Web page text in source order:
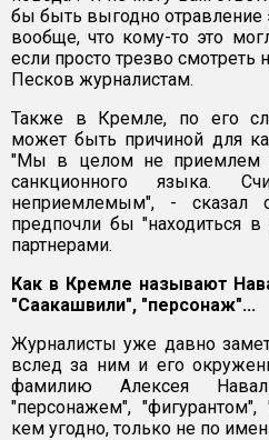
бы быть выгодно отравление
вообще, что кому-то это
если просто трезво смотреть
Песков журналистам.
Также в Кремле, по его
может быть причиной для
"Мы в целом не приемлем
санкционного языка.
неприемлемым", -
предпочли бы "находиться
партнерами.
Как в Кремле называют
"Саакашвили", "персонаж"...
Журналисты уже давно
вслед за ним и его
фамилию Алексея
"персонажем",
кем угодно, только не по